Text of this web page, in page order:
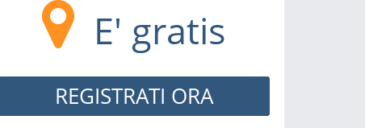
E' gratis
REGISTRATI ORA